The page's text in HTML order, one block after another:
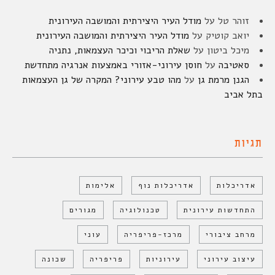
זוהר טל על מודל העיר היצירתית והמושבה העירונית
יואב קוטיק על מודל העיר היצירתית והמושבה העירונית
מיכל ביטון על שאלת הריבוי וכיכר העצמאות, נתניה
סאטיבה על חוסן עירוני-אזורי באמצעות אנרגיה מתחדשת
הגנן מרמת גן על מהו טבע עירוני? המקרה של גן העצמאות
בתל אביב
תגיות
אדריכלות אדריכלות נוף אלימות
התחדשות עירונית טכנולוגיה מגורים
מרחב ציבורי מרכז-פריפריה עוני
עיצוב עירוני עירוניות פריפריה שכונה